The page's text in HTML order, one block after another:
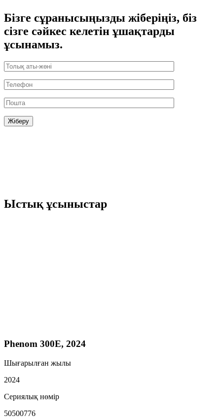
Бізге сұранысыңызды жіберіңіз, біз
сізге сәйкес келетін ұшақтарды
ұсынамыз.
Ыстық ұсыныстар
Phenom 300E, 2024
Шығарылған жылы
2024
Сериялық нөмір
50500776